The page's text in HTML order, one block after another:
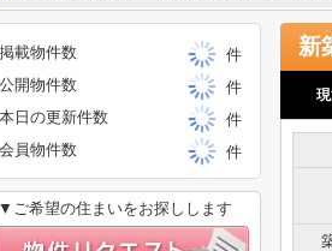
掲載物件数
件
公開物件数
件
本日の更新件数
件
会員物件数
件
▼ご希望の住まいをお探しします